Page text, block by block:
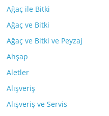
Ağaç ile Bitki
Ağaç ve Bitki
Ağaç ve Bitki ve Peyzaj
Ahşap
Aletler
Alışveriş
Alışveriş ve Servis